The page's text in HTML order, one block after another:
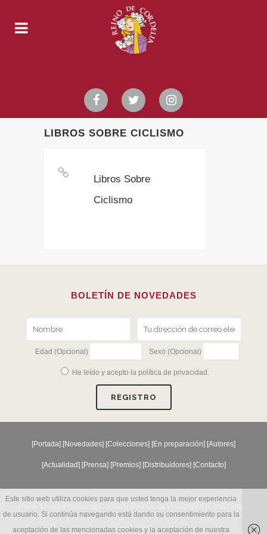
LIBROS SOBRE CICLISMO
Libros Sobre
Ciclismo
BOLETÍN DE NOVEDADES
Edad (Opcional) Sexo (Opcional)
He leído y acepto la política de privacidad .
[Portada] [Novedades] [Colecciones] [En preparación] [Autores]
[Actualidad] [Prensa] [Premios] [Distribuidores] [Contacto]
Generales ]
Este sitio web utiliza cookies para que usted tenga la mejor experiencia
de usuario. Si continúa navegando está dando su consentimiento para la
aceptación de las mencionadas cookies y la aceptación de nuestra